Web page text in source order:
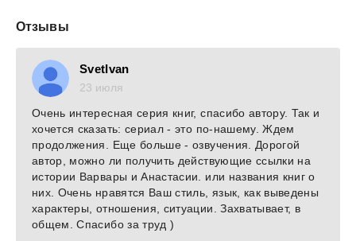
Отзывы
SvetIvan
23 июля
Очень интересная серия книг, спасибо автору. Так и
хочется сказать: сериал - это по-нашему. Ждем
продолжения. Еще больше - озвучения. Дорогой
автор, можно ли получить действующие ссылки на
истории Варвары и Анастасии. или названия книг о
них. Очень нравятся Ваш стиль, язык, как выведены
характеры, отношения, ситуации. Захватывает, в
общем. Спасибо за труд )